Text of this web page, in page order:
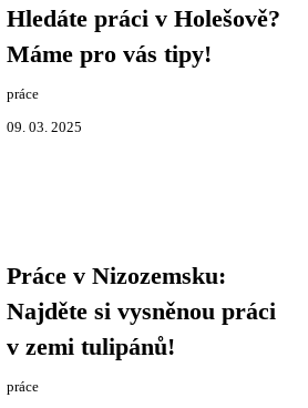
Hledáte práci v Holešově?
Máme pro vás tipy!
práce
09. 03. 2025
Práce v Nizozemsku:
Najděte si vysněnou práci
v zemi tulipánů!
práce